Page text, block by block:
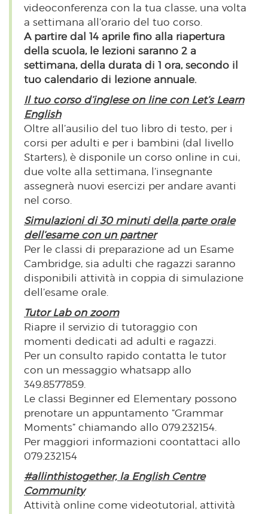
videoconferenza con la tua classe, una volta
a settimana all’orario del tuo corso.
A partire dal 14 aprile fino alla riapertura
della scuola, le lezioni saranno 2 a
settimana, della durata di 1 ora, secondo il
tuo calendario di lezione annuale.
Il tuo corso d’inglese on line con Let’s Learn
English
Oltre all’ausilio del tuo libro di testo, per i
corsi per adulti e per i bambini (dal livello
Starters), è disponile un corso online in cui,
due volte alla settimana, l’insegnante
assegnerà nuovi esercizi per andare avanti
nel corso.
Simulazioni di 30 minuti della parte orale
dell’esame con un partner
Per le classi di preparazione ad un Esame
Cambridge, sia adulti che ragazzi saranno
disponibili attività in coppia di simulazione
dell’esame orale.
Tutor Lab on zoom
Riapre il servizio di tutoraggio con
momenti dedicati ad adulti e ragazzi.
Per un consulto rapido contatta le tutor
con un messaggio whatsapp allo
349.8577859.
Le classi Beginner ed Elementary possono
prenotare un appuntamento “Grammar
Moments” chiamando allo 079.232154.
Per maggiori informazioni coontattaci allo
079.232154
#allinthistogether, la English Centre
Community
Attività online come videotutorial, attività